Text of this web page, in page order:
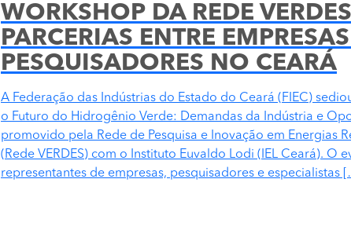
WORKSHOP DA REDE
PARCERIAS ENTRE
PESQUISADORES NO CEARÁ
A Federação das Indústrias do Estado do Ceará (FIEC)
o Futuro do Hidrogênio Verde: Demandas da Indústria e
promovido pela Rede de Pesquisa e Inovação em Energias
(Rede VERDES) com o Instituto Euvaldo Lodi (IEL Ceará). O
representantes de empresas, pesquisadores e especialistas